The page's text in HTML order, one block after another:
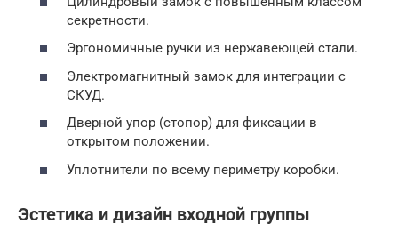
секретности.
Эргономичные ручки из нержавеющей стали.
Электромагнитный замок для интеграции с
СКУД.
Дверной упор (стопор) для фиксации в
открытом положении.
Уплотнители по всему периметру коробки.
Эстетика и дизайн входной группы